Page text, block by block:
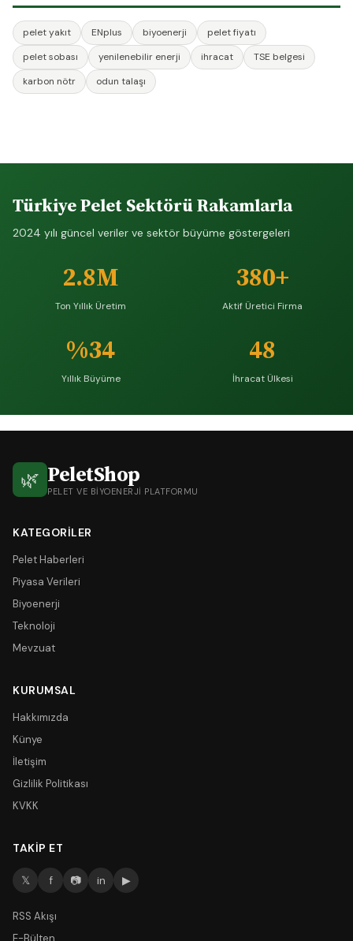
pelet yakıt ENplus biyoenerji
pelet fiyatı
pelet sobası
yenilenebilir enerji ihracat
TSE belgesi
karbon nötr
odun talaşı
Türkiye Pelet Sektörü Rakamlarla
2024 yılı güncel veriler ve sektör büyüme göstergeleri
2.8M
Ton Yıllık Üretim
380+
Aktif Üretici Firma
%34
Yıllık Büyüme
48
İhracat Ülkesi
🌿 PeletShop
PELET VE BIYOENERJI PLATFORMU
KATEGORILER
Pelet Haberleri
Piyasa Verileri
Biyoenerji
Teknoloji
Mevzuat
KURUMSAL
Hakkımızda
Künye
İletişim
Gizlilik Politikası
KVKK
TAKIP ET
𝕏 f 📷 in ▶
RSS Akışı
E-Bülten